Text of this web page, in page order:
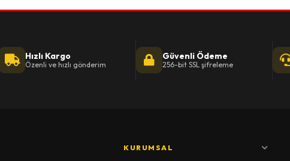
Hızlı Kargo
Özenli ve hızlı gönderim
Güvenli Ödeme
256-bit SSL şifreleme
KURUMSAL